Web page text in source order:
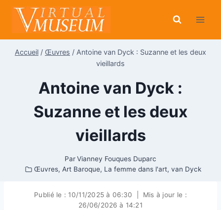
Aller
contenu
Accueil / Œuvres / Antoine van Dyck : Suzanne et les deux
vieillards
Antoine van Dyck :
Suzanne et les deux
vieillards
ParVianney Fouques Duparc
Œuvres, Art Baroque, La femme dans l'art, van Dyck
Publié le : 10/11/2025 à 06:30
Mis à jour le :
26/06/2026 à 14:21